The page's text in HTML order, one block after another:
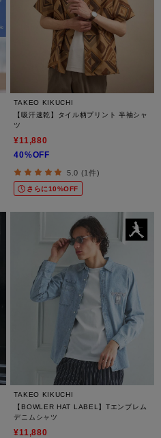
TAKEO KIKUCHI
【吸汗速乾】タイル柄プリント 半袖シャ
ツ
¥11,880
40%OFF
5.0 (1件)
さらに10%OFF
TAKEO KIKUCHI
【BOWLER HAT LABEL】Tエンブレム
デニムシャツ
¥11,880